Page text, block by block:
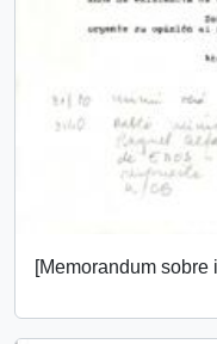
[Memorandum sobre